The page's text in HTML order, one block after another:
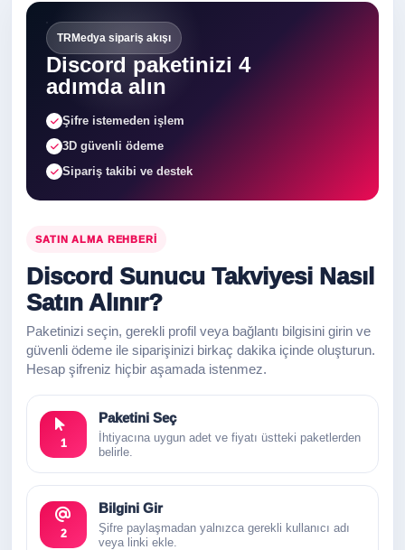
TRMedya sipariş akışı
Discord paketinizi 4
adımda alın
Şifre istemeden işlem
3D güvenli ödeme
Sipariş takibi ve destek
SATIN ALMA REHBERI
Discord Sunucu Takviyesi Nasıl
Satın Alınır?
Paketinizi seçin, gerekli profil veya bağlantı bilgisini girin ve
güvenli ödeme ile siparişinizi birkaç dakika içinde oluşturun.
Hesap şifreniz hiçbir aşamada istenmez.
1
Paketini Seç
İhtiyacına uygun adet ve fiyatı üstteki paketlerden
belirle.
2
Bilgini Gir
Şifre paylaşmadan yalnızca gerekli kullanıcı adı
veya linki ekle.